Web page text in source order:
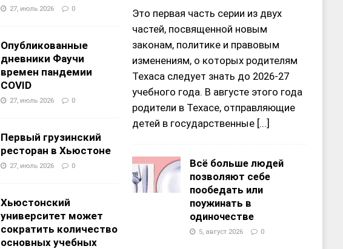
27, июль 2026 0
Опубликованные
дневники Фаучи
времен пандемии
COVID
27, июль 2026 0
Первый грузинский
ресторан в Хьюстоне
27, июль 2026 0
Хьюстонский
университет может
сократить количество
основных учебных
Это первая часть серии из двух
частей, посвященной новым
законам, политике и правовым
изменениям, о которых родителям
Техаса следует знать до 2026-27
учебного года. В августе этого года
родители в Техасе, отправляющие
детей в государственные [...]
Всё больше людей
позволяют себе
пообедать или
поужинать в
одиночестве
5, август 2026 0